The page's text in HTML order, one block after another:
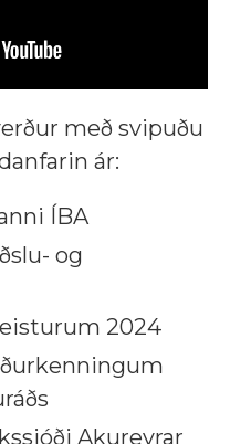
með svipuðu
ár:
ÍBA
og
2024
Akureyrar